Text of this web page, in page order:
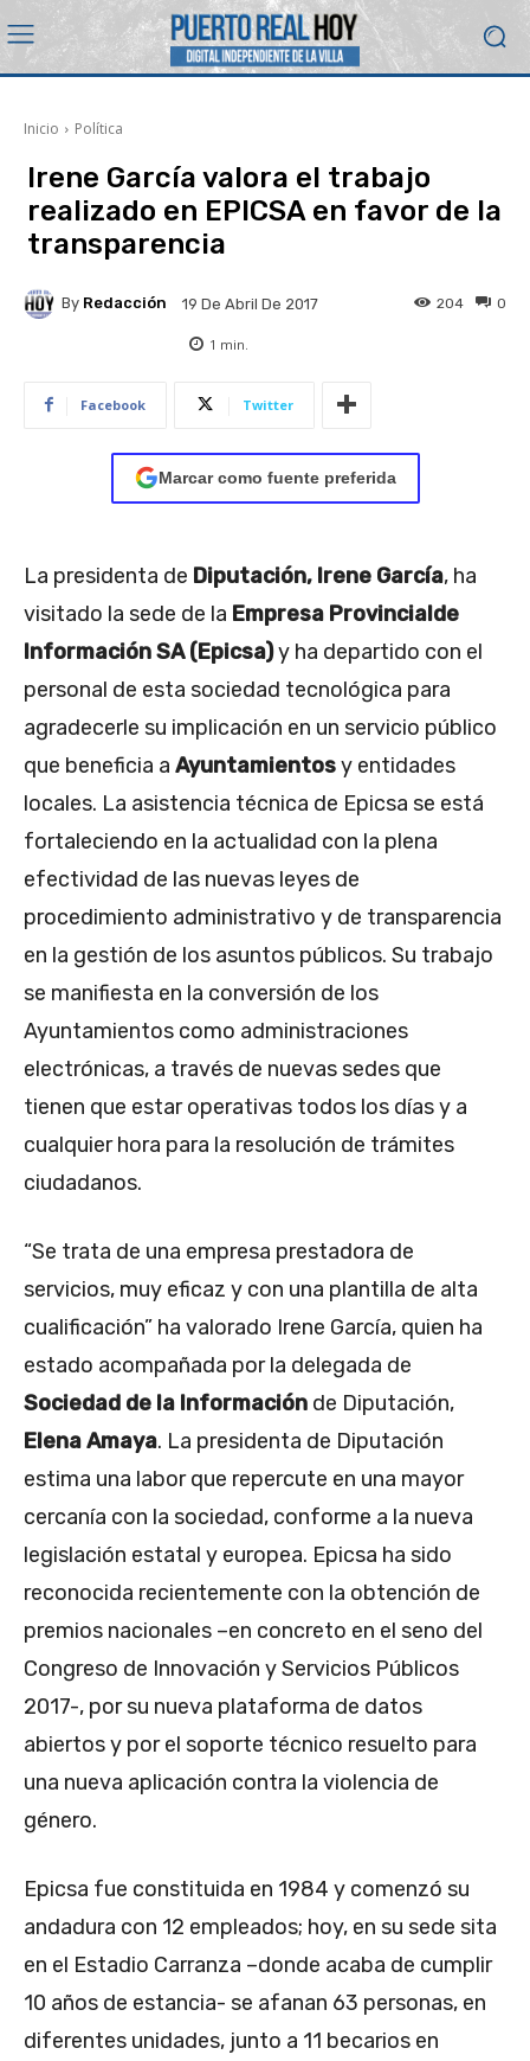
Inicio Política
Irene García valora el trabajo
realizado en EPICSA en favor de la
transparencia
By Redacción 19 De Abril De 2017 0
204
1 min.
Facebook Twitter
Marcar como fuente preferida
La presidenta de Diputación, Irene García, ha
visitado la sede de la Empresa Provincialde
Información SA (Epicsa)y ha departido con el
personal de esta sociedad tecnológica para
agradecerle su implicación en un servicio público
que beneficia a Ayuntamientosy entidades
locales. La asistencia técnica de Epicsa se está
fortaleciendo en la actualidad con la plena
efectividad de las nuevas leyes de
procedimiento administrativo y de transparencia
en la gestión de los asuntos públicos. Su trabajo
se manifiesta en la conversión de los
Ayuntamientos como administraciones
electrónicas, a través de nuevas sedes que
tienen que estar operativas todos los días y a
cualquier hora para la resolución de trámites
ciudadanos.
“Se trata de una empresa prestadora de
servicios, muy eficaz y con una plantilla de alta
cualificación” ha valorado Irene García, quien ha
estado acompañada por la delegada de
Sociedad de la Información de Diputación,
Elena Amaya. La presidenta de Diputación
estima una labor que repercute en una mayor
cercanía con la sociedad, conforme a la nueva
legislación estatal y europea. Epicsa ha sido
reconocida recientemente con la obtención de
premios nacionales –en concreto en el seno del
Congreso de Innovación y Servicios Públicos
2017-, por su nueva plataforma de datos
abiertos y por el soporte técnico resuelto para
una nueva aplicación contra la violencia de
género.
Epicsa fue constituida en 1984 y comenzó su
andadura con 12 empleados; hoy, en su sede sita
en el Estadio Carranza –donde acaba de cumplir
10 años de estancia- se afanan 63 personas, en
diferentes unidades, junto a 11 becarios en